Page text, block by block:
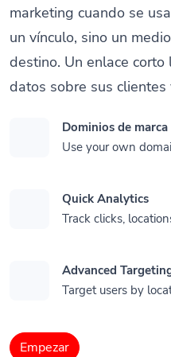
marketing cuando se
un vínculo, sino un
destino. Un enlace
datos sobre sus
Dominios de marca
Use your own
Quick Analytics
Track clicks,
Advanced
Target users by
Empezar